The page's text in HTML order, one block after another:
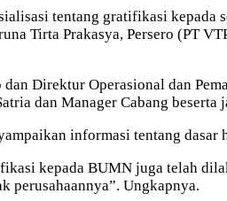
tentang gratifikasi
Tirta Prakasya, Persero (PT
Direktur Operasional dan
dan Manager Cabang beserta
informasi tentang
kepada BUMN juga telah
perusahaannya”. Ungkapnya.